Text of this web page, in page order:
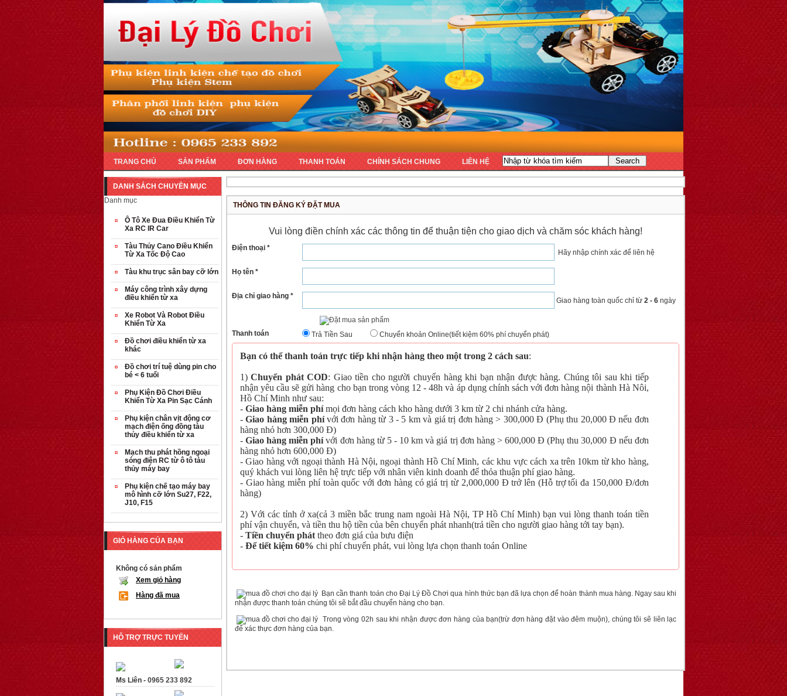
TRANG CHỦ SẢN PHẨM ĐƠN HÀNG THANH TOÁN CHÍNH SÁCH CHUNG LIÊN HỆ
THÔNG TIN ĐĂNG KÝ ĐẶT MUA
Vui lòng điền chính xác các thông tin để thuận tiện cho giao dịch và chăm sóc khách hàng!
Điện thoại *
Hãy nhập chính xác để liên hệ
Họ tên *
Địa chỉ giao hàng *
Giao hàng toàn quốc chỉ từ 2 - 6ngày
Thanh toán Trả Tiền Sau Chuyển khoản Online(tiết kiệm 60% phí chuyển phát)
Bạn có thể thanh toán trực tiếp khi nhận hàng theo một trong 2 cách sau:
1)Chuyển phát COD: Giao tiền cho người chuyển hàng khi bạn nhận được hàng. Chúng tôi sau khi tiếp
nhận yêu cầu sẽ gửi hàng cho bạn trong vòng 12 - 48h và áp dụng chính sách với đơn hàng nội thành Hà Nôi,
Hồ Chí Minh như sau:
- Giao hàng miễn phímọi đơn hàng cách kho hàng dưới 3 km từ 2 chi nhánh cửa hàng.
-Giao hàng miễn phívới đơn hàng từ 3 - 5 km và giá trị đơn hàng > 300,000 Đ (Phụ thu 20,000 Đ nếu đơn
hàng nhỏ hơn 300,000 Đ)
- Giao hàng miễn phívới đơn hàng từ 5 - 10 km và giá trị đơn hàng > 600,000 Đ (Phụ thu 30,000 Đ nếu đơn
hàng nhỏ hơn 600,000 Đ)
- Giao hàng với ngoại thành Hà Nội, ngoại thành Hồ Chí Minh, các khu vực cách xa trên 10km từ kho hàng,
quý khách vui lòng liên hệ trực tiếp với nhân viên kinh doanh để thỏa thuận phí giao hàng.
- Giao hàng miễn phí toàn quốc với đơn hàng có giá trị từ 2,000,000 Đ trở lên (Hỗ trợ tối đa 150,000 Đ/đơn
hàng)
2) Với các tỉnh ở xa(cả 3 miền bắc trung nam ngoài Hà Nội, TP Hồ Chí Minh) bạn vui lòng thanh toán tiền
phí vận chuyển, và tiền thu hộ tiền của bên chuyển phát nhanh(trả tiền cho người giao hàng tới tay bạn).
- Tiền chuyển pháttheo đơn giá của bưu điện
- Để tiết kiệm 60% chi phí chuyển phát, vui lòng lựa chọn thanh toán Online
Bạn cần thanh toán cho Đại Lý Đồ Chơi qua hình thức bạn đã lựa chọn để hoàn thành mua hàng. Ngay sau khi
nhận được thanh toán chúng tôi sẽ bắt đầu chuyển hàng cho bạn.
Trong vòng 02h sau khi nhận được đơn hàng của bạn(trừ đơn hàng đặt vào đêm muộn), chúng tôi sẽ liên lạc
để xác thực đơn hàng của bạn.
DANH SÁCH CHUYÊN MỤC
Danh mục
Ô Tô Xe Đua Điều Khiển Từ
Xa RC IR Car
Tàu Thủy Cano Điều Khiển
Từ Xa Tốc Độ Cao
Tàu khu trục sân bay cỡ lớn
Máy công trình xây dựng
điều khiển từ xa
Xe Robot Và Robot Điều
Khiển Từ Xa
Đồ chơi điều khiển từ xa
khác
Đồ chơi trí tuệ dùng pin cho
bé < 6 tuổi
Phụ Kiện Đồ Chơi Điều
Khiển Từ Xa Pin Sạc Cánh
Phụ kiện chân vịt động cơ
mạch điện ống đồng tàu
thủy điều khiển từ xa
Mạch thu phát hồng ngoại
sóng điện RC từ ô tô tàu
thủy máy bay
Phụ kiện chế tạo máy bay
mô hình cỡ lớn Su27, F22,
J10, F15
GIỎ HÀNG CỦA BẠN
Không có sản phẩm
Xem giỏ hàng
Hàng đã mua
HỖ TRỢ TRỰC TUYẾN
Ms Liên - 0965 233 892